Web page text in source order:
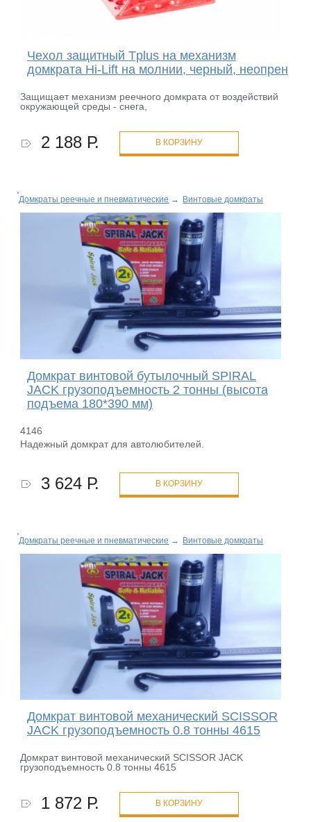
Чехол защитный Tplus на механизм
домкрата Hi-Lift на молнии, черный, неопрен
Защищает механизм реечного домкрата от воздействий
окружающей среды - снега,
2 188 Р. В КОРЗИНУ
Домкраты реечные и пневматические → Винтовые домкраты
Домкрат винтовой бутылочный SPIRAL
JACK грузоподъемность 2 тонны (высота
подъема 180*390 мм)
4146
Надежный домкрат для автолюбителей.
3 624 Р. В КОРЗИНУ
Домкраты реечные и пневматические → Винтовые домкраты
Домкрат винтовой механический SCISSOR
JACK грузоподъемность 0.8 тонны 4615
Домкрат винтовой механический SCISSOR JACK
грузоподъемность 0.8 тонны 4615
1 872 Р. В КОРЗИНУ